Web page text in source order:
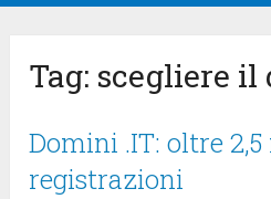
Tag: scegliere il
Domini .IT: oltre
registrazioni